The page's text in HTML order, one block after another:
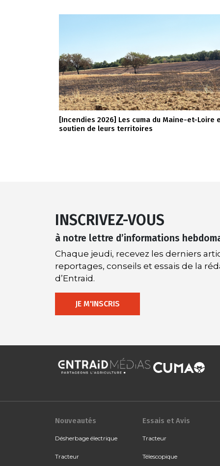
[Incendies 2026] Les cuma du Maine-et-Loire
soutien de leurs territoires
INSCRIVEZ-VOUS
à notre lettre d’informations
Chaque jeudi, recevez les derniers
reportages, conseils et essais de la
d’Entraid.
JE M'INSCRIS
Nouveautés
Désherbage électrique
Tracteur
Essais et Avis
Tracteur
Télescopique